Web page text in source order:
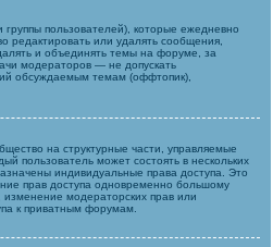
пользователей), которые ежедневно
или удалять сообщения,
и объединять темы на форуме, за
модераторов — не допускать
обсуждаемым темам (оффтопик),
на структурные части, управляемые
пользователь может состоять в нескольких
индивидуальные права доступа. Это
прав доступа одновременно большому
изменение модераторских прав или
к приватным форумам.